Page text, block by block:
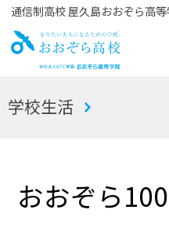
通信制高校 屋久島おおぞら高
お
学校生活
おおぞら